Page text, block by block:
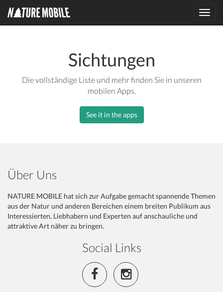
Sichtungen
Die vollständige Liste und mehr finden Sie in unseren
mobilen Apps.
See it in the apps
Über Uns
NATURE MOBILE hat sich zur Aufgabe gemacht spannende Themen
aus der Natur und anderen Bereichen einem breiten Publikum aus
Interessierten, Liebhabern und Experten auf anschauliche und
attraktive Art näher zu bringen.
Social Links